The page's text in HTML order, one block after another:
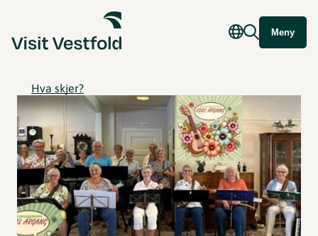
Meny
Hva skjer?